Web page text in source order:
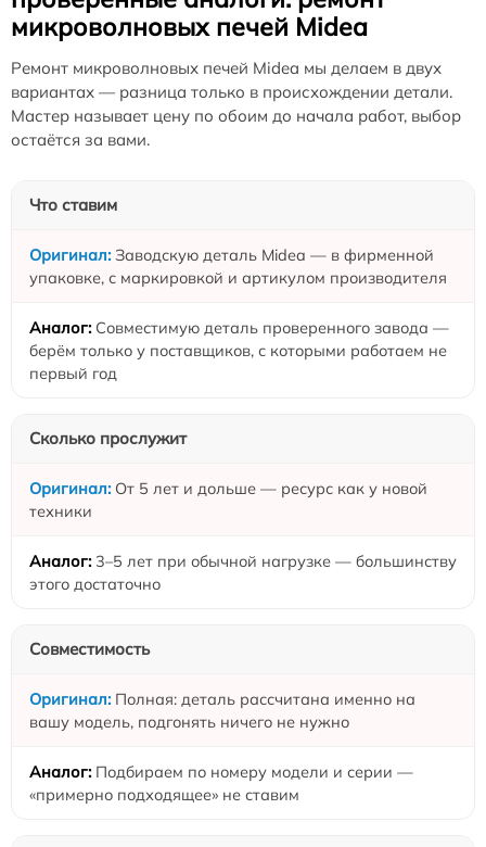
микроволновых печей Midea
Ремонт микроволновых печей Midea мы делаем в двух
вариантах — разница только в происхождении детали.
Мастер называет цену по обоим до начала работ, выбор
остаётся за вами.
Что ставим
Заводскую деталь Midea — в фирменной
упаковке, с маркировкой и артикулом производителя
Совместимую деталь проверенного завода —
берём только у поставщиков, с которыми работаем не
первый год
Сколько прослужит
От 5 лет и дольше — ресурс как у новой
техники
3–5 лет при обычной нагрузке — большинству
этого достаточно
Совместимость
Полная: деталь рассчитана именно на
вашу модель, подгонять ничего не нужно
Подбираем по номеру модели и серии —
«примерно подходящее» не ставим